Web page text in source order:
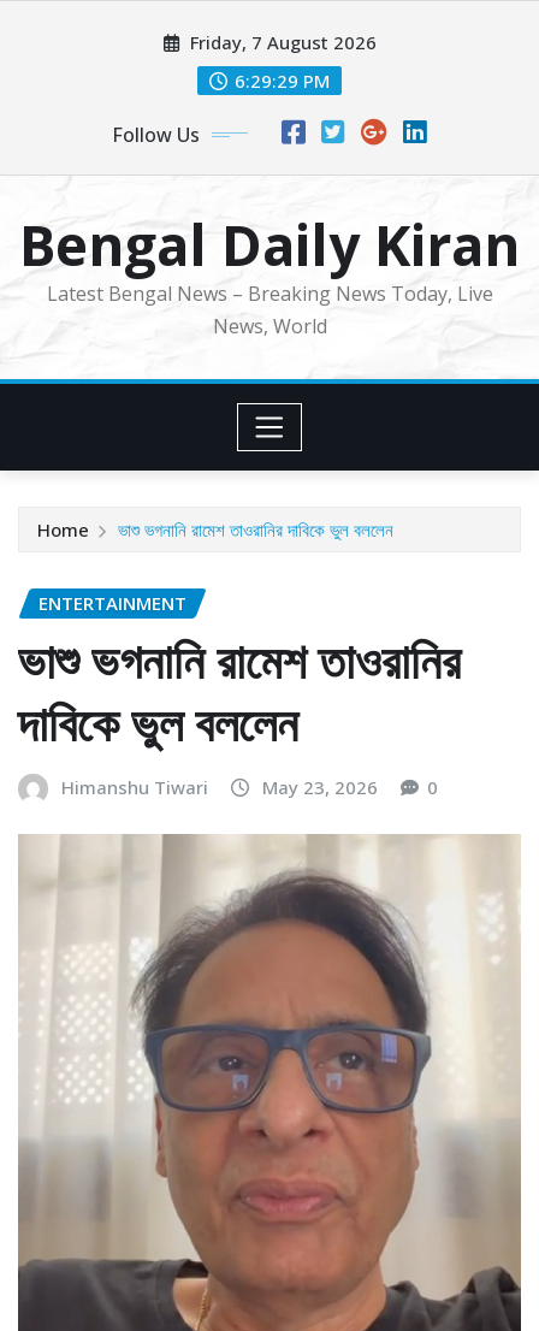
Friday, 7 August 2026
6:29:31 PM
Follow Us
Bengal Daily Kiran
Latest Bengal News – Breaking News Today, Live
News, World
Home ভাশু ভগনানি রামেশ তাওরানির দাবিকে ভুল বললেন
ENTERTAINMENT
ভাশু ভগনানি রামেশ তাওরানির
দাবিকে ভুল বললেন
Himanshu Tiwari May 23, 2026 0